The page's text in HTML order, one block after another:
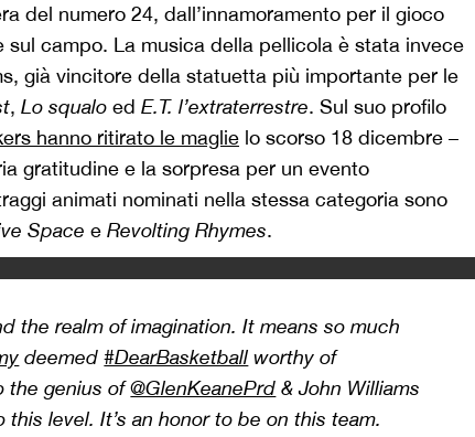
del numero 24, dall’innamoramento per il gioco
sul campo. La musica della pellicola è stata invece
già vincitore della statuetta più importante per le
, Lo squalo ed E.T. l’extraterrestre. Sul suo profilo
hanno ritirato le maglie lo scorso 18 dicembre –
gratitudine e la sorpresa per un evento
animati nominati nella stessa categoria sono
Space e Revolting Rhymes.
the realm of imagination. It means so much
deemed#DearBasketball worthy of
the genius of@GlenKeanePrd & John Williams
level. It’s an honor to be on this team.